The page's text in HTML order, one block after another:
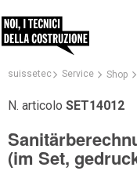
suissetec Service Shop
N. articolo SET14012
(im Set,